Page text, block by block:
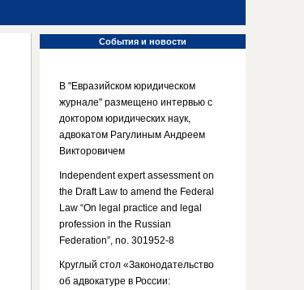
События и новости
В "Евразийском юридическом
журнале" размещено интервью с
доктором юридических наук,
адвокатом Рагулиным Андреем
Викторовичем
Independent expert assessment on
the Draft Law to amend the Federal
Law “On legal practice and legal
profession in the Russian
Federation”, no. 301952-8
Круглый стол «Законодательство
об адвокатуре в России: